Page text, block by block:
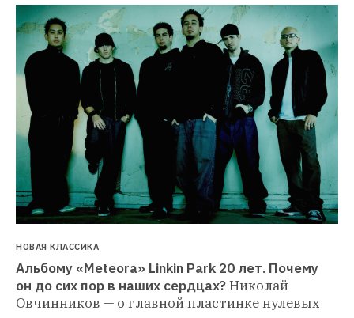
НОВАЯ КЛАССИКА
Альбому «Meteora» Linkin Park 20 лет. Почему
он до сих пор в наших сердцах?Николай
Овчинников — о главной пластинке нулевых